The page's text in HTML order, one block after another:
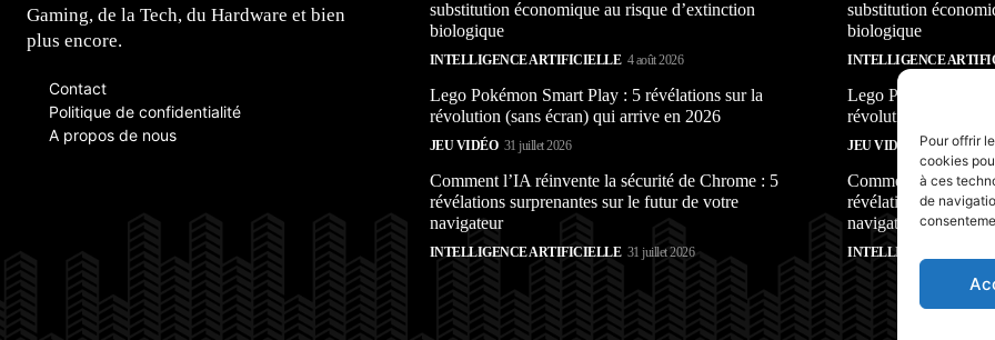
Pour offrir
cookies
à ces
de
Gaming, de la Tech, du Hardware et bien
plus encore.
Contact
Politique de confidentialité
A propos de nous
substitution économique au risque d’extinction
biologique
INTELLIGENCE ARTIFICIELLE 4 août 2026
Lego Pokémon Smart Play : 5 révélations sur la
révolution (sans écran) qui arrive en 2026
JEU VIDÉO 31 juillet 2026
Comment l’IA réinvente la sécurité de Chrome : 5
révélations surprenantes sur le futur de votre
navigateur
INTELLIGENCE ARTIFICIELLE 31 juillet 2026
substitution
biologique
INTELLIGENCE
Lego Pokémon
révolution (sans
JEU VIDÉO 31 juillet 2026
Comment l’IA
révélations
navigateur
INTELLIGENCE